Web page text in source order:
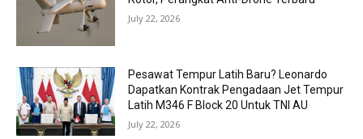
July 22, 2026
Pesawat Tempur Latih Baru? Leonardo
Dapatkan Kontrak Pengadaan Jet Tempur
Latih M346 F Block 20 Untuk TNI AU
July 22, 2026